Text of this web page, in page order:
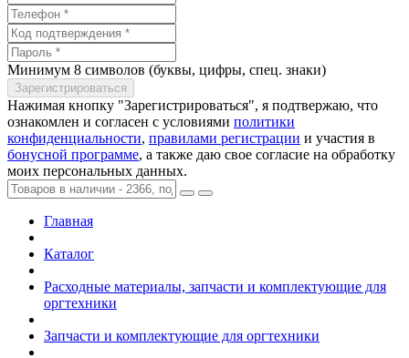
Минимум 8 символов (буквы, цифры, спец. знаки)
Нажимая кнопку "Зарегистрироваться", я подтвержаю, что
ознакомлен и согласен с условиями политики
конфиденциальности, правилами регистрации и участия в
бонусной программе, а также даю свое согласие на обработку
моих персональных данных.
Главная
Каталог
Расходные материалы, запчасти и комплектующие для
оргтехники
Запчасти и комплектующие для оргтехники